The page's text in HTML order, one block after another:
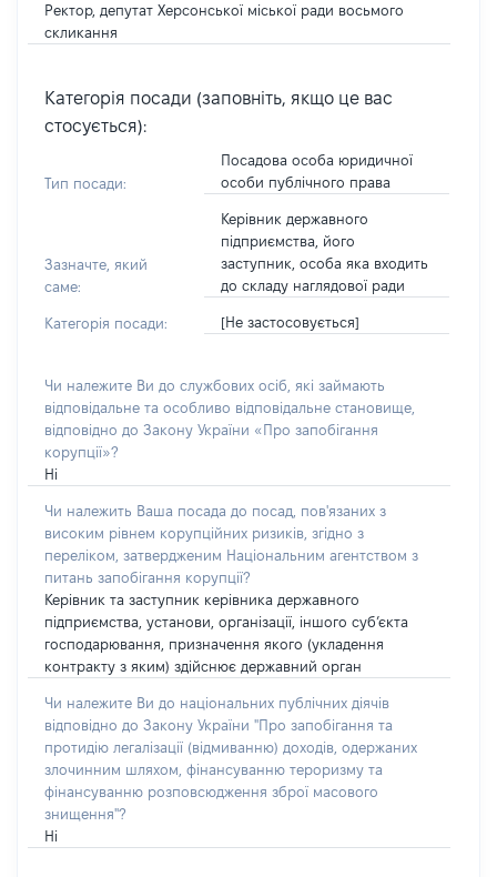
Ректор, депутат Херсонської міської ради восьмого
скликання
Категорія посади (заповніть, якщо це вас
стосується):
Тип посади:
Посадова особа юридичної
особи публічного права
Зазначте, який
саме:
Керівник державного
підприємства, його
заступник, особа яка входить
до складу наглядової ради
Категорія посади: [Не застосовується]
Чи належите Ви до службових осіб, які займають
відповідальне та особливо відповідальне становище,
відповідно до Закону України «Про запобігання
корупції»?
Ні
Чи належить Ваша посада до посад, пов'язаних з
високим рівнем корупційних ризиків, згідно з
переліком, затвердженим Національним агентством з
питань запобігання корупції?
Керівник та заступник керівника державного
підприємства, установи, організації, іншого суб’єкта
господарювання, призначення якого (укладення
контракту з яким) здійснює державний орган
Чи належите Ви до національних публічних діячів
відповідно до Закону України "Про запобігання та
протидію легалізації (відмиванню) доходів, одержаних
злочинним шляхом, фінансуванню тероризму та
фінансуванню розповсюдження зброї масового
знищення"?
Ні